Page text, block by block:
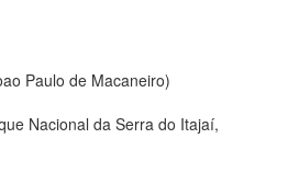
Paulo de Macaneiro)
Nacional da Serra do Itajaí,